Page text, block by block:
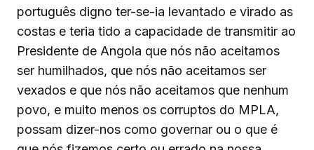
português digno ter-se-ia levantado e virado as
costas e teria tido a capacidade de transmitir ao
Presidente de Angola que nós não aceitamos
ser humilhados, que nós não aceitamos ser
vexados e que nós não aceitamos que nenhum
povo, e muito menos os corruptos do MPLA,
possam dizer-nos como governar ou o que é